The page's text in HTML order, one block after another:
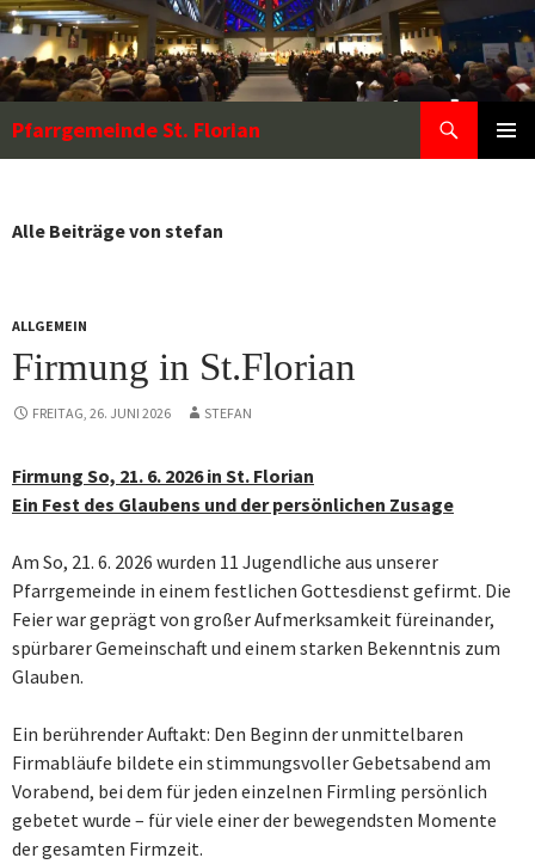
Zum
Inhalt
springen
Pfarrgemeinde St. Florian
Alle Beiträge von stefan
ALLGEMEIN
Firmung in St.Florian
FREITAG, 26. JUNI 2026 STEFAN
Firmung So, 21. 6. 2026 in St. Florian
Ein Fest des Glaubens und der persönlichen Zusage
Am So, 21. 6. 2026 wurden 11 Jugendliche aus unserer
Pfarrgemeinde in einem festlichen Gottesdienst gefirmt. Die
Feier war geprägt von großer Aufmerksamkeit füreinander,
spürbarer Gemeinschaft und einem starken Bekenntnis zum
Glauben.
Ein berührender Auftakt: Den Beginn der unmittelbaren
Firmabläufe bildete ein stimmungsvoller Gebetsabend am
Vorabend, bei dem für jeden einzelnen Firmling persönlich
gebetet wurde – für viele einer der bewegendsten Momente
der gesamten Firmzeit.